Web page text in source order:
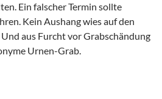
Ein falscher Termin sollte
Kein Aushang wies auf den
aus Furcht vor Grabschändung
Urnen-Grab.
den Herrn der Angst?